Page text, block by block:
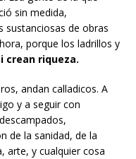
sin medida,
sustanciosas de obras
porque los ladrillos y
crean riqueza.
andan calladicos. A
y a seguir con
de la sanidad, de la
arte, y cualquier cosa